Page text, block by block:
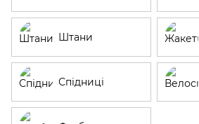
Штани
Спідниці